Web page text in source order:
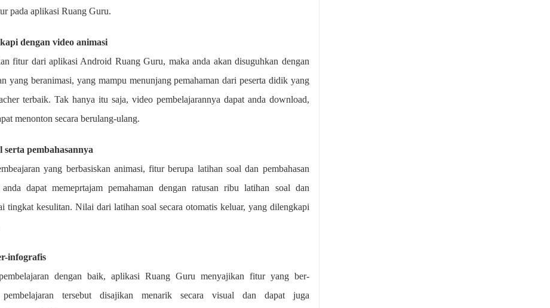
pada aplikasi Ruang Guru.
dengan video animasi
fitur dari aplikasi Android Ruang Guru, maka anda akan disuguhkan dengan
yang beranimasi, yang mampu menunjang pemahaman dari peserta didik yang
terbaik. Tak hanya itu saja, video pembelajarannya dapat anda download,
menonton secara berulang-ulang.
pembahasannya
yang berbasiskan animasi, fitur berupa latihan soal dan pembahasan
dapat memeprtajam pemahaman dengan ratusan ribu latihan soal dan
tingkat kesulitan. Nilai dari latihan soal secara otomatis keluar, yang dilengkapi
infografis
dengan baik, aplikasi Ruang Guru menyajikan fitur yang ber-
tersebut disajikan menarik secara visual dan dapat juga